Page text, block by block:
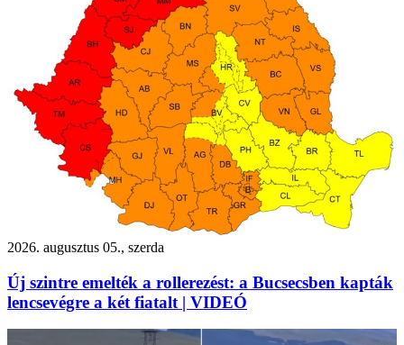
2026. augusztus 05., szerda
Új szintre emelték a rollerezést: a Bucsecsben kapták
lencsevégre a két fiatalt | VIDEÓ